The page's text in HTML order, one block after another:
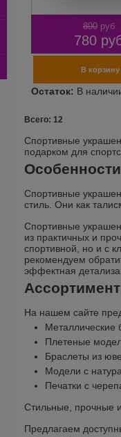
890 руб.
780
Всего: 12
Спортивные
подарком для
Спортивные
стиль. Они как
Спортивные
из практичных и
спортивной, но и с
рекомендуем
эффектная
Ассортимент
На нашем сайте
Металлические
Плетеные
Браслеты из
Модели с
Печатки с
Стильные, прочные
Предлагаем